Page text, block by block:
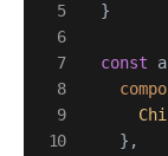
  }
const
    },